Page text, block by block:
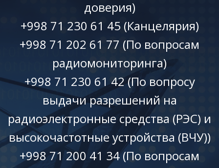
доверия)
+998 71 230 61 45 (Канцелярия)
+998 71 202 61 77 (По вопросам
радиомониторинга)
+998 71 230 61 42 (По вопросу
выдачи разрешений на
радиоэлектронные средства (РЭС) и
высокочастотные устройства (ВЧУ))
+998 71 200 41 34 (По вопросам